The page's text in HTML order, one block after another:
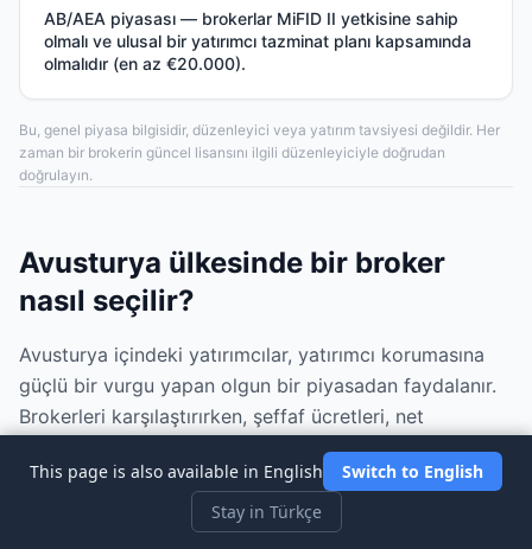
AB/AEA piyasası — brokerlar MiFID II yetkisine sahip
olmalı ve ulusal bir yatırımcı tazminat planı kapsamında
olmalıdır (en az €20.000).
Bu, genel piyasa bilgisidir, düzenleyici veya yatırım tavsiyesi değildir. Her
zaman bir brokerin güncel lisansını ilgili düzenleyiciyle doğrudan
doğrulayın.
Avusturya ülkesinde bir broker
nasıl seçilir?
Avusturya içindeki yatırımcılar, yatırımcı korumasına
güçlü bir vurgu yapan olgun bir piyasadan faydalanır.
Brokerleri karşılaştırırken, şeffaf ücretleri, net
düzenleyici bilgileri ve deneyim seviyenize uygun
platformları önceliklendirin.
This page is also available in English
Switch to English
Stay in Türkçe